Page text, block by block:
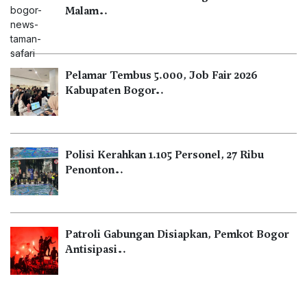
Malam…
Pelamar Tembus 5.000, Job Fair 2026
Kabupaten Bogor…
Polisi Kerahkan 1.105 Personel, 27 Ribu
Penonton…
Patroli Gabungan Disiapkan, Pemkot Bogor
Antisipasi…